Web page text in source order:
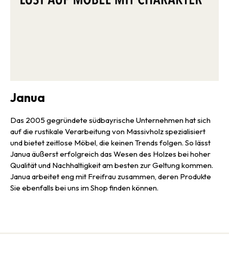
Janua
Das 2005 gegründete südbayrische Unternehmen hat sich
auf die rustikale Verarbeitung von Massivholz spezialisiert
und bietet zeitlose Möbel, die keinen Trends folgen. So lässt
Janua äußerst erfolgreich das Wesen des Holzes bei hoher
Qualität und Nachhaltigkeit am besten zur Geltung kommen.
Janua arbeitet eng mit Freifrau zusammen, deren Produkte
Sie ebenfalls bei uns im Shop finden können.